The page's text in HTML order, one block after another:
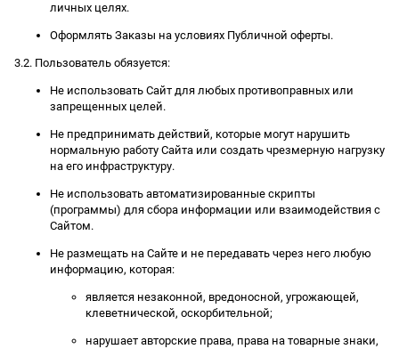
личных целях.
Оформлять Заказы на условиях Публичной оферты.
3.2. Пользователь обязуется:
Не использовать Сайт для любых противоправных или
запрещенных целей.
Не предпринимать действий, которые могут нарушить
нормальную работу Сайта или создать чрезмерную нагрузку
на его инфраструктуру.
Не использовать автоматизированные скрипты
(программы) для сбора информации или взаимодействия с
Сайтом.
Не размещать на Сайте и не передавать через него любую
информацию, которая:
является незаконной, вредоносной, угрожающей,
клеветнической, оскорбительной;
нарушает авторские права, права на товарные знаки,